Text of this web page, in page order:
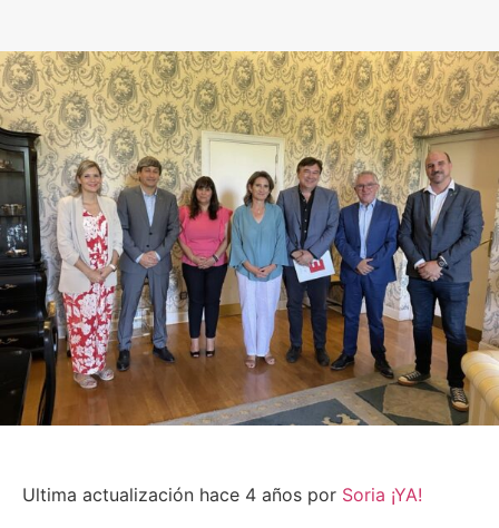
Ultima actualización hace 4 años por Soria ¡YA!